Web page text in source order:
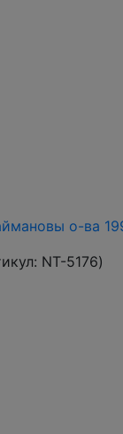
о-ва
NT-5176)